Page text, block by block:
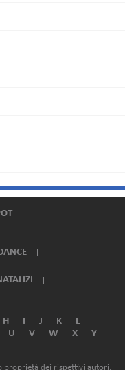
H I J K
L
U V W X
Y
proprietà dei rispettivi autori.